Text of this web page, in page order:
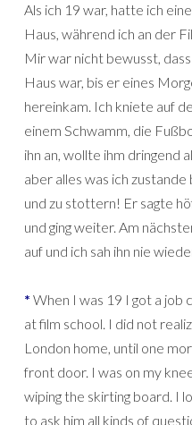
Als ich 19 war, hatte ich
Haus, während ich an der
Mir war nicht bewusst,
Haus war, bis er eines
hereinkam. Ich kniete auf
einem Schwamm, die
ihn an, wollte ihm dringend
aber alles was ich
und zu stottern! Er sagte
und ging weiter. Am
auf und ich sah ihn nie
* When I was 19 I got a job
at film school. I did not
London home, until one
front door. I was on my
wiping the skirting board. I
to ask him all kinds of